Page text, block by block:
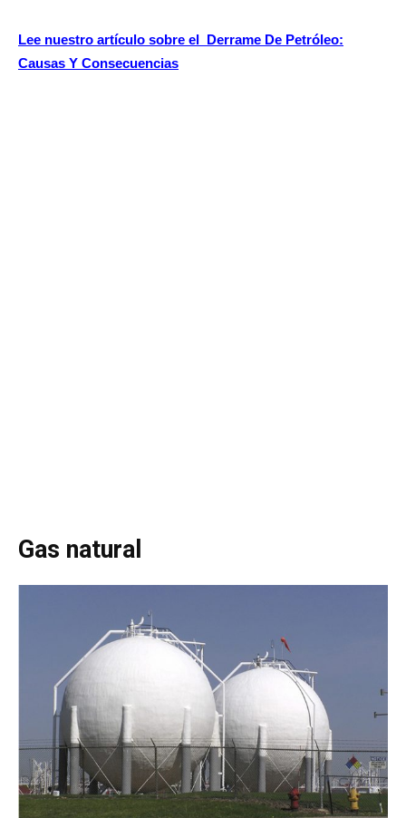
Lee nuestro artículo sobre el Derrame De Petróleo:
Causas Y Consecuencias
Gas natural